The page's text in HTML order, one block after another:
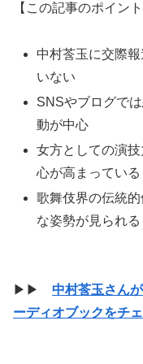
【この記事のポイント
中村莟玉に交際
いない
SNSやブログで
動が中心
女方としての演
心が高まっている
歌舞伎界の伝統
な姿勢が見られる
▶▶ 中村莟玉さん
ーディオブックをチ